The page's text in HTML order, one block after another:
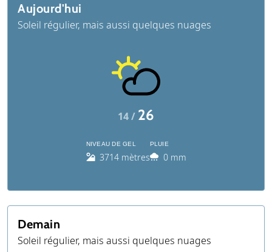
Aujourd'hui
Soleil régulier, mais aussi quelques nuages
14 / 26
NIVEAU DE GEL
3714 mètres
PLUIE
0 mm
Demain
Soleil régulier, mais aussi quelques nuages